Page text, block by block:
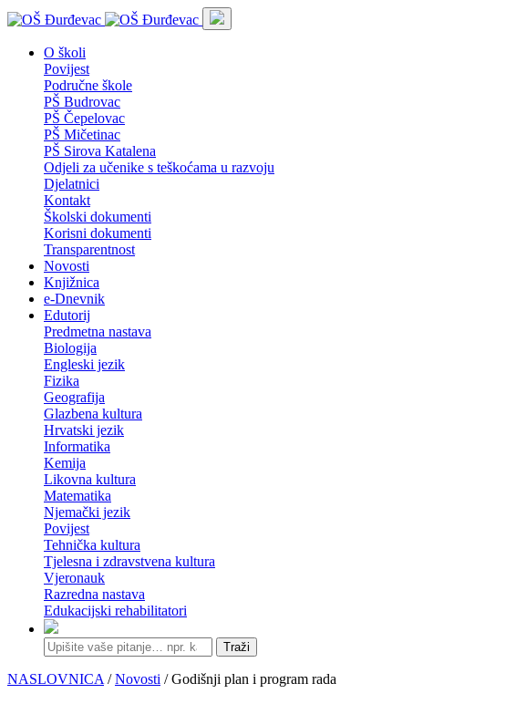
O školi
Povijest
Područne škole
PŠ Budrovac
PŠ Čepelovac
PŠ Mičetinac
PŠ Sirova Katalena
Odjeli za učenike s teškoćama u razvoju
Djelatnici
Kontakt
Školski dokumenti
Korisni dokumenti
Transparentnost
Novosti
Knjižnica
e-Dnevnik
Edutorij
Predmetna nastava
Biologija
Engleski jezik
Fizika
Geografija
Glazbena kultura
Hrvatski jezik
Informatika
Kemija
Likovna kultura
Matematika
Njemački jezik
Povijest
Tehnička kultura
Tjelesna i zdravstvena kultura
Vjeronauk
Razredna nastava
Edukacijski rehabilitatori
Traži
NASLOVNICA /Novosti / Godišnji plan i program rada